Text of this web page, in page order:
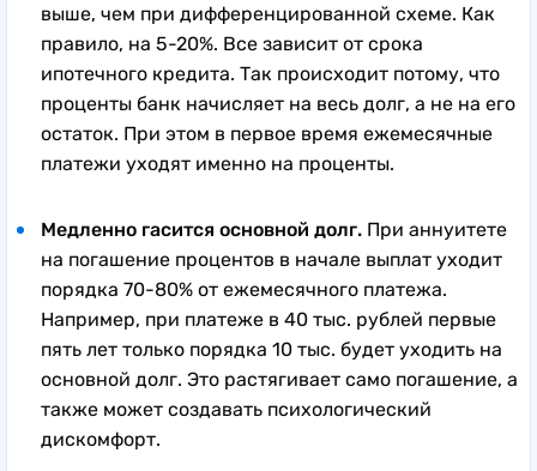
выше, чем при дифференцированной схеме. Как
правило, на 5-20%. Все зависит от срока
ипотечного кредита. Так происходит потому, что
проценты банк начисляет на весь долг, а не на его
остаток. При этом в первое время ежемесячные
платежи уходят именно на проценты.
Медленно гасится основной долг. При аннуитете
на погашение процентов в начале выплат уходит
порядка 70-80% от ежемесячного платежа.
Например, при платеже в 40 тыс. рублей первые
пять лет только порядка 10 тыс. будет уходить на
основной долг. Это растягивает само погашение, а
также может создавать психологический
дискомфорт.